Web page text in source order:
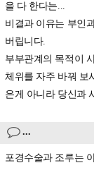
을 다 한다는...
비결과 이유는 부인
버립니다.
부부관계의 목적이
체위를 자주 바꿔 보
은게 아니라 당신과
...
포경수술과 조루는